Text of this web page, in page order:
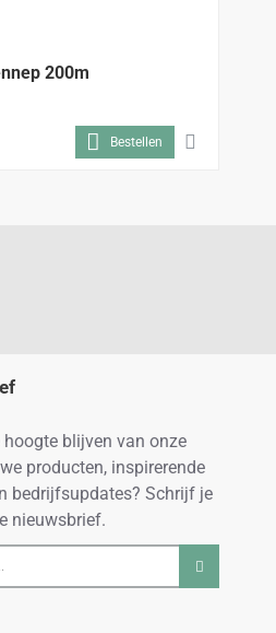
200m
Bestellen
blijven van onze
producten, inspirerende
bedrijfsupdates? Schrijf je
nieuwsbrief.